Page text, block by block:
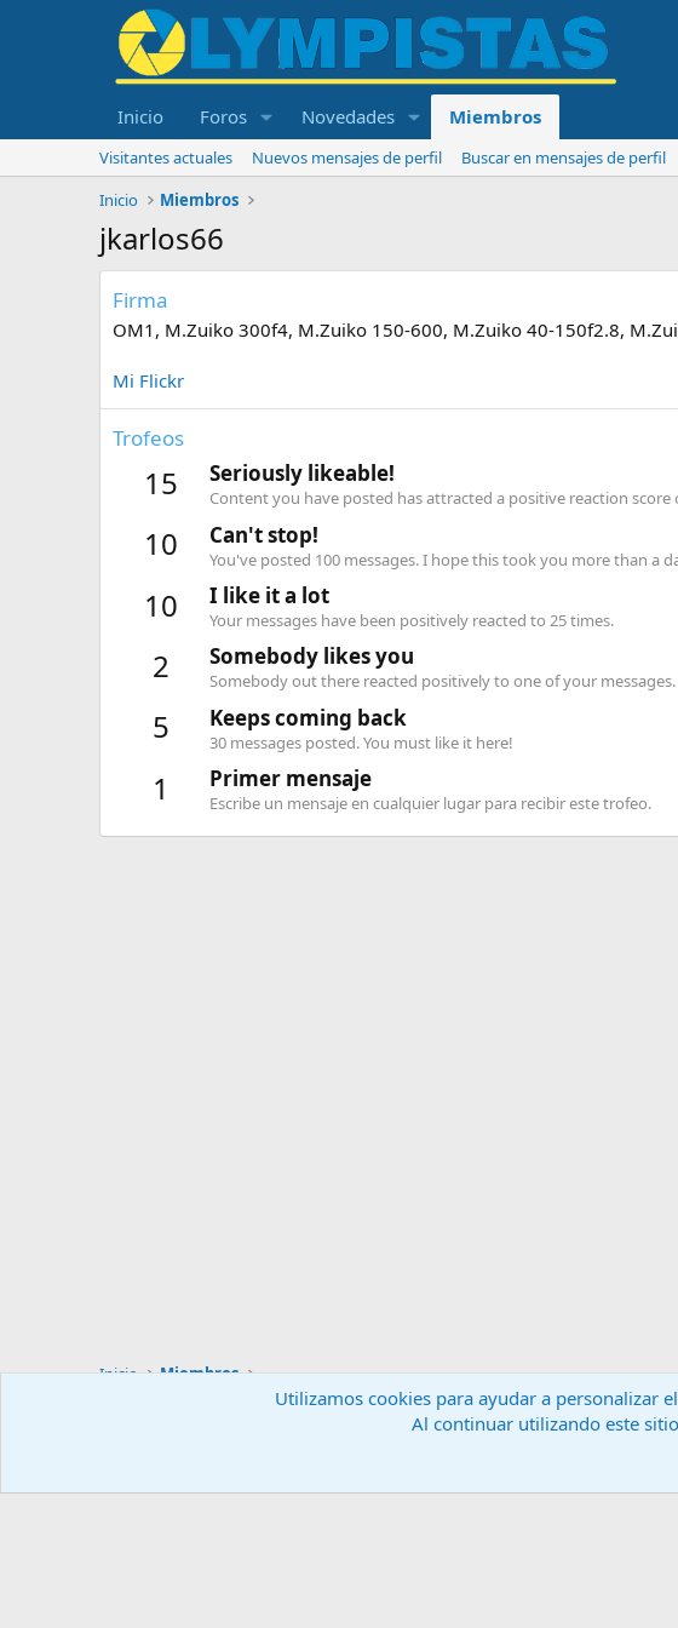
Inicio Foros Novedades Miembros
Visitantes actuales Nuevos mensajes de perfil
Buscar en mensajes de perfil
Inicio
Miembros
jkarlos66
Firma
OM1, M.Zuiko 300f4, M.Zuiko 150-600, M.Zuiko 40-150f2.8,
Mi Flickr
Trofeos
15 Seriously likeable!
Content you have posted has attracted a positive reaction score
10 Can't stop!
You've posted 100 messages. I hope this took you more than a
10 I like it a lot
Your messages have been positively reacted to 25 times.
2 Somebody likes you
Somebody out there reacted positively to one of your
5 Keeps coming back
30 messages posted. You must like it here!
1 Primer mensaje
Escribe un mensaje en cualquier lugar para recibir este trofeo.
Inicio Miembros
Utilizamos cookies para ayudar a personalizar
Al continuar utilizando este